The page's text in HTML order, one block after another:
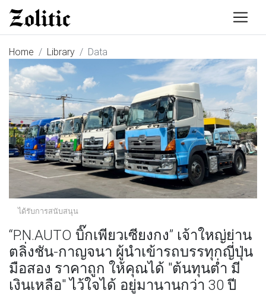
Home Library Data
ได้รับการสนับสนุน
“P.N.AUTO บิ๊กเพียวเซียงกง” เจ้าใหญ่ย่าน
ตลิ่งชัน-กาญจนา ผู้นำเข้ารถบรรทุกญี่ปุ่น
มือสอง ราคาถูก ให้คุณได้ "ต้นทุนต่ำ มี
เงินเหลือ" ไว้ใจได้ อยู่มานานกว่า 30 ปี